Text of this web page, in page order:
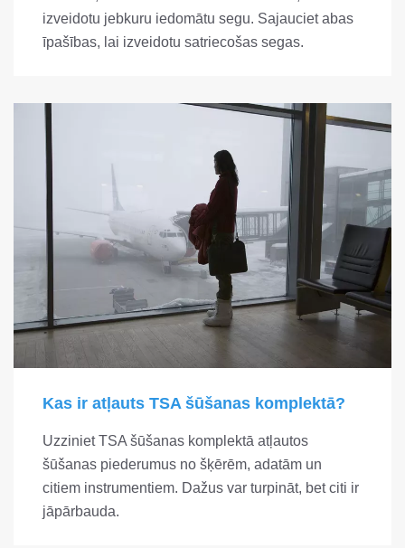
izveidotu jebkuru iedomātu segu. Sajauciet abas
īpašības, lai izveidotu satriecošas segas.
Kas ir atļauts TSA šūšanas komplektā?
Uzziniet TSA šūšanas komplektā atļautos
šūšanas piederumus no šķērēm, adatām un
citiem instrumentiem. Dažus var turpināt, bet citi ir
jāpārbauda.